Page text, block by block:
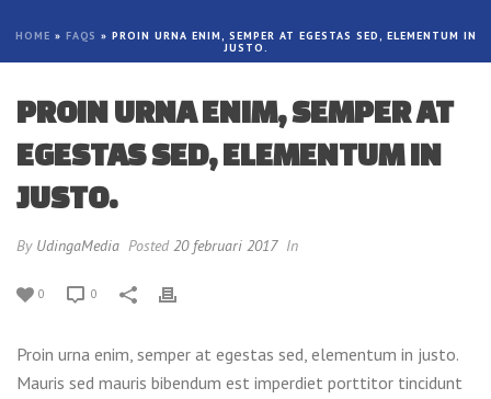
HOME » FAQS » PROIN URNA ENIM, SEMPER AT EGESTAS SED, ELEMENTUM IN
JUSTO.
PROIN URNA ENIM, SEMPER AT
EGESTAS SED, ELEMENTUM IN
JUSTO.
By UdingaMedia Posted20 februari 2017 In
0 0
Proin urna enim, semper at egestas sed, elementum in justo.
Mauris sed mauris bibendum est imperdiet porttitor tincidunt